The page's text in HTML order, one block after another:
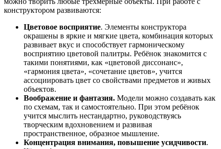
конструктором развиваются:
Цветовое восприятие. Элементы конструктора
окрашены в яркие и мягкие цвета, комбинация которых
развивает вкус и способствует гармоническому
восприятию цветовой палитры. Ребёнок знакомится с
такими понятиями, как «цветовой диссонанс»,
«гармония цвета», «сочетание цветов», учится
ассоциировать цвет со свойствами предметов и живых
объектов.
Воображение и фантазия. Модели можно создавать как
по схемам, так и самостоятельно. При этом ребёнок
учится мыслить нестандартно, руководствуясь
творческим вдохновением и развивая
пространственное, образное мышление.
Концентрация внимания, повышение усидчивости.